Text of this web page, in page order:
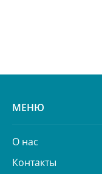
МЕНЮ
О нас
Контакты